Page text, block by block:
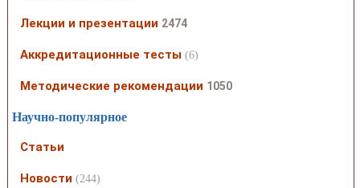
Лекции и презентации 2474
Аккредитационные тесты (6)
Методические рекомендации 1050
Научно-популярное
Статьи
Новости (244)